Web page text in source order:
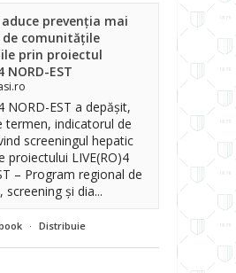
aduce prevenția mai
de comunitățile
prin proiectul
NORD-EST
NORD-EST a depășit,
termen, indicatorul de
screeningul hepatic
proiectului LIVE(RO)4
– Program regional de
screening și dia...
· Distribuie